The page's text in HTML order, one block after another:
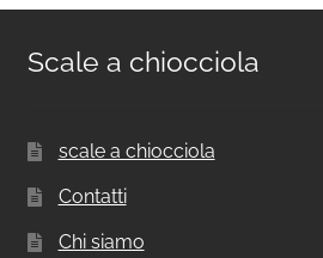
Scale a chiocciola
scale a chiocciola
Contatti
Chi siamo